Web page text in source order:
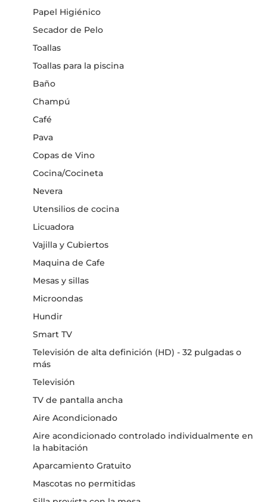
Papel Higiénico
Secador de Pelo
Toallas
Toallas para la piscina
Baño
Champú
Café
Pava
Copas de Vino
Cocina/Cocineta
Nevera
Utensilios de cocina
Licuadora
Vajilla y Cubiertos
Maquina de Cafe
Mesas y sillas
Microondas
Hundir
Smart TV
Televisión de alta definición (HD) - 32 pulgadas o
más
Televisión
TV de pantalla ancha
Aire Acondicionado
Aire acondicionado controlado individualmente en
la habitación
Aparcamiento Gratuito
Mascotas no permitidas